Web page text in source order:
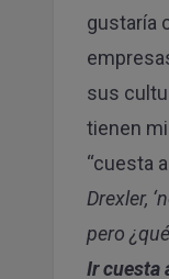
gustaría
sus
tienen
“cuesta
Drexler,
pero
Ir cuesta